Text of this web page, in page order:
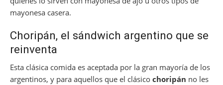
mayonesa casera.
Choripán, el sándwich argentino que se
reinventa
Esta clásica comida es aceptada por la gran mayoría de los
argentinos, y para aquellos que el clásico choripán no les